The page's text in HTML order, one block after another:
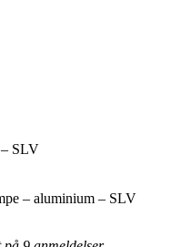
SLV
– aluminium – SLV